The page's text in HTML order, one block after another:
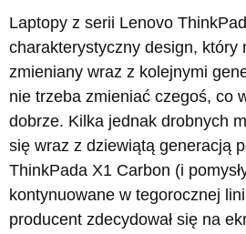
Laptopy z serii Lenovo
charakterystyczny design, który
zmieniany wraz z kolejnymi
nie trzeba zmieniać czegoś, co
dobrze. Kilka jednak drobnych
się wraz z dziewiątą generacją
ThinkPada X1 Carbon (i
kontynuowane w tegorocznej
producent zdecydował się na